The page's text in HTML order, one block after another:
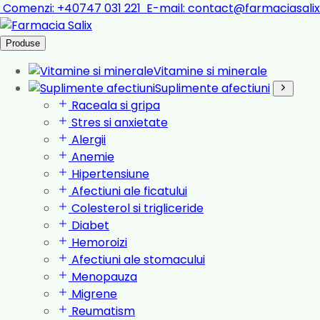
Comenzi: +40747 031 221 E-mail:
Produse
Vitamine si minerale
Suplimente afectiuni
Raceala si gripa
Stres si anxietate
Alergii
Anemie
Hipertensiune
Afectiuni ale ficatului
Colesterol si trigliceride
Diabet
Hemoroizi
Afectiuni ale stomacului
Menopauza
Migrene
Reumatism